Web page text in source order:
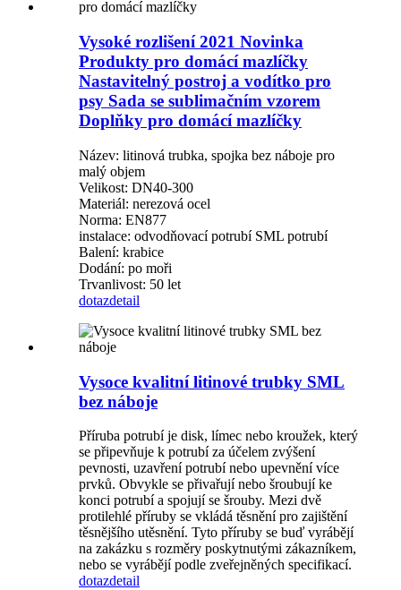
Vysoké rozlišení 2021 Novinka
Produkty pro domácí mazlíčky
Nastavitelný postroj a vodítko pro
psy Sada se sublimačním vzorem
Doplňky pro domácí mazlíčky
Název: litinová trubka, spojka bez náboje pro
malý objem
Velikost: DN40-300
Materiál: nerezová ocel
Norma: EN877
instalace: odvodňovací potrubí SML potrubí
Balení: krabice
Dodání: po moři
Trvanlivost: 50 let
dotazdetail
Vysoce kvalitní litinové trubky SML
bez náboje
Příruba potrubí je disk, límec nebo kroužek, který
se připevňuje k potrubí za účelem zvýšení
pevnosti, uzavření potrubí nebo upevnění více
prvků. Obvykle se přivařují nebo šroubují ke
konci potrubí a spojují se šrouby. Mezi dvě
protilehlé příruby se vkládá těsnění pro zajištění
těsnějšího utěsnění. Tyto příruby se buď vyrábějí
na zakázku s rozměry poskytnutými zákazníkem,
nebo se vyrábějí podle zveřejněných specifikací.
dotazdetail